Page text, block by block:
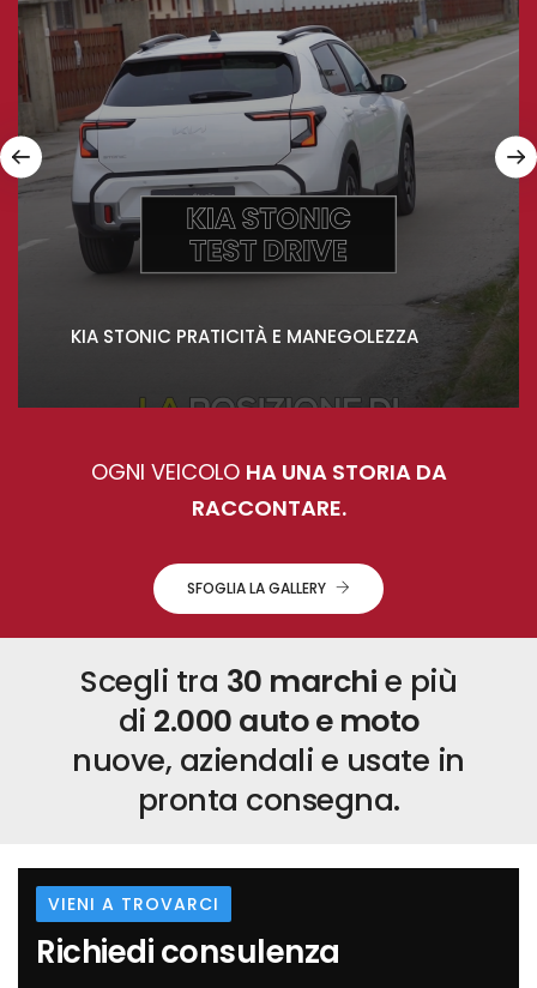
KIA STONIC PRATICITÀ E MANEGOLEZZA
OGNI VEICOLO HA UNA STORIA DA
RACCONTARE.
SFOGLIA LA GALLERY
Scegli tra 30 marchie più
di 2.000 auto e moto
nuove, aziendali e usate in
pronta consegna.
VIENI A TROVARCI
Richiedi consulenza